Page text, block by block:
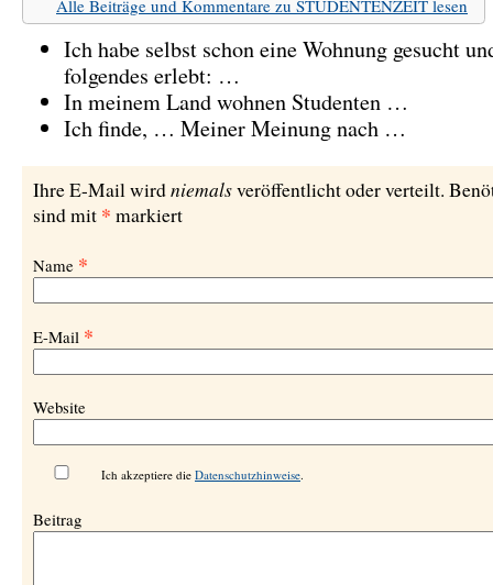
Alle Beiträge und Kommentare zu STUDENTENZEIT lesen
Ich habe selbst schon eine Wohnung gesucht
folgendes erlebt: …
In meinem Land wohnen Studenten …
Ich finde, … Meiner Meinung nach …
Ihre E-Mail wirdniemalsveröffentlicht oder verteilt.
sind mit * markiert
Name *
E-Mail *
Website
Ich akzeptiere die Datenschutzhinweise.
Beitrag